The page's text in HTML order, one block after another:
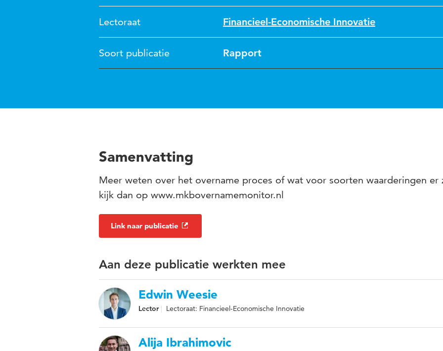
Lectoraat Financieel-Economische Innovatie
Soort publicatie Rapport
Samenvatting
Meer weten over het overname proces of wat voor soorten waarderingen er
kijk dan op www.mkbovernamemonitor.nl
Link naar publicatie
Aan deze publicatie werkten mee
Edwin Weesie
Lector Lectoraat: Financieel-Economische Innovatie
Alija Ibrahimovic